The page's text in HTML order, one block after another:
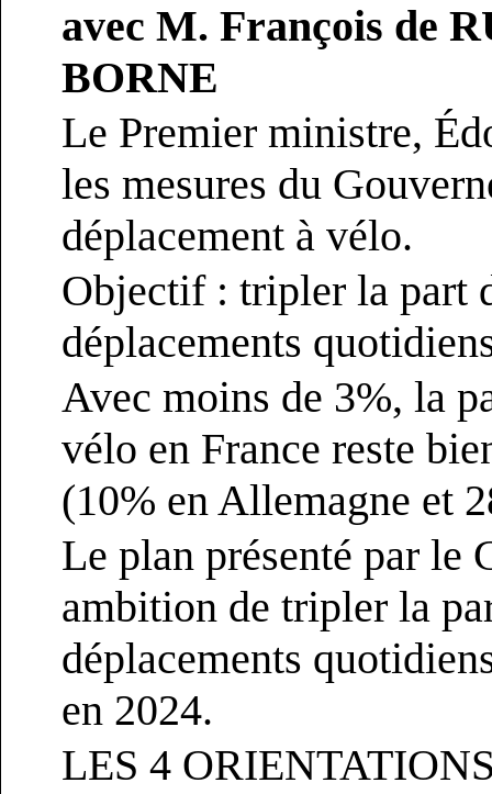
avec M. François de
BORNE
Le Premier ministre,
les mesures du
déplacement à vélo.
Objectif : tripler la part
déplacements
Avec moins de 3%, la
vélo en France reste
(10% en Allemagne et
Le plan présenté par le
ambition de tripler la
déplacements
en 2024.
LES 4